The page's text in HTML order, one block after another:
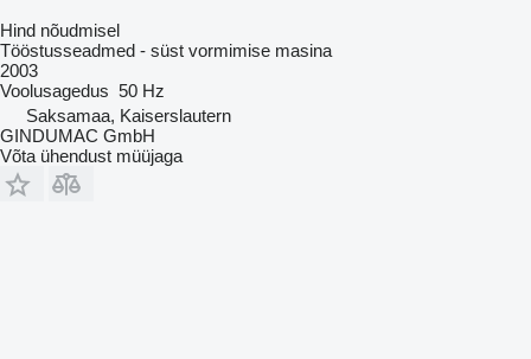
Hind nõudmisel
Tööstusseadmed - süst vormimise masina
2003
Voolusagedus 50 Hz
Saksamaa, Kaiserslautern
GINDUMAC GmbH
Võta ühendust müüjaga